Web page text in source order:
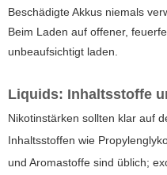
Beschädigte Akkus niemals
Beim Laden auf offener,
unbeaufsichtigt laden.
Liquids: Inhaltsstoffe
Nikotinstärken sollten klar auf
Inhaltsstoffen wie
und Aromastoffe sind üblich;